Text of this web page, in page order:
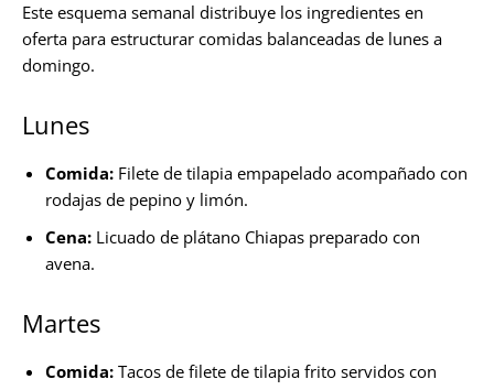
Este esquema semanal distribuye los ingredientes en
oferta para estructurar comidas balanceadas de lunes a
domingo.
Lunes
Comida: Filete de tilapia empapelado acompañado con
rodajas de pepino y limón.
Cena: Licuado de plátano Chiapas preparado con
avena.
Martes
Comida: Tacos de filete de tilapia frito servidos con